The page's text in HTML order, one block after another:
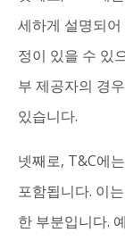
세하게 설명되
정이 있을 수 있
부 제공자의 경
있습니다.
넷째로, T&C에
포함됩니다. 이
한 부분입니다.